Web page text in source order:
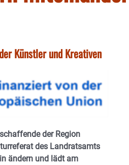
Künstler und Kreativen
der Region
des Landratsamts
ändern und lädt am